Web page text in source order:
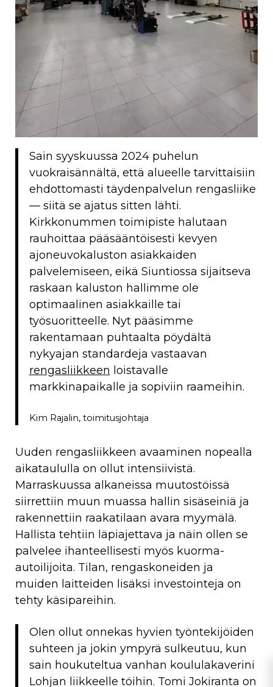
Sain syyskuussa 2024 puhelun
vuokraisännältä, että alueelle tarvittaisiin
ehdottomasti täydenpalvelun rengasliike
— siitä se ajatus sitten lähti.
Kirkkonummen toimipiste halutaan
rauhoittaa pääsääntöisesti kevyen
ajoneuvokaluston asiakkaiden
palvelemiseen, eikä Siuntiossa sijaitseva
raskaan kaluston hallimme ole
optimaalinen asiakkaille tai
työsuoritteelle. Nyt pääsimme
rakentamaan puhtaalta pöydältä
nykyajan standardeja vastaavan
rengasliikkeen loistavalle
markkinapaikalle ja sopiviin raameihin.
Kim Rajalin, toimitusjohtaja
Uuden rengasliikkeen avaaminen nopealla
aikataululla on ollut intensiivistä.
Marraskuussa alkaneissa muutostöissä
siirrettiin muun muassa hallin sisäseiniä ja
rakennettiin raakatilaan avara myymälä.
Hallista tehtiin läpiajettava ja näin ollen se
palvelee ihanteellisesti myös kuorma-
autoilijoita. Tilan, rengaskoneiden ja
muiden laitteiden lisäksi investointeja on
tehty käsipareihin.
Olen ollut onnekas hyvien työntekijöiden
suhteen ja jokin ympyrä sulkeutuu, kun
sain houkuteltua vanhan koululakaverini
Lohjan liikkeelle töihin. Tomi Jokiranta on